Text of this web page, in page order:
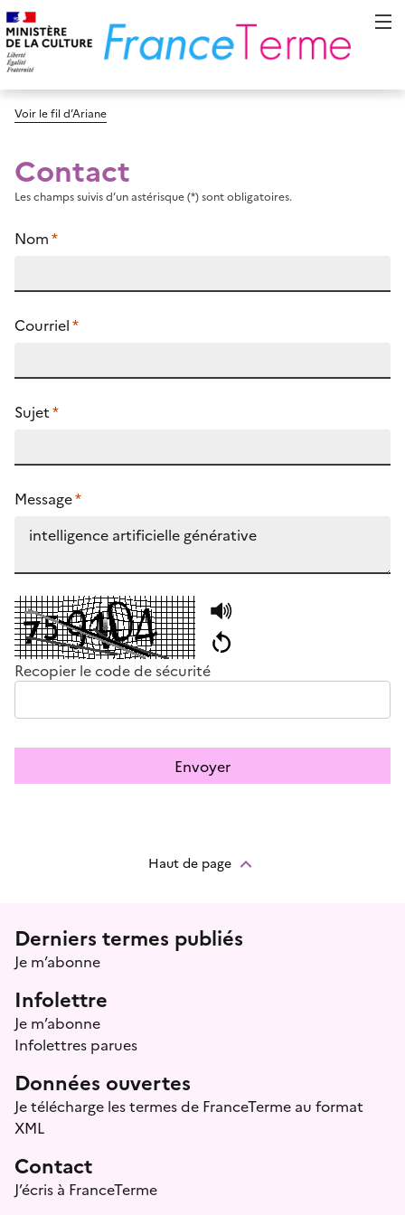
Voir le fil d’Ariane
Contact
Les champs suivis d’un astérisque (*) sont obligatoires.
Nom*
Courriel*
Sujet*
Message*
Recopier le code de sécurité
Envoyer
Haut de page
Menu prefooter
Derniers termes publiés
Je m’abonne
Infolettre
Je m’abonne
Infolettres parues
Données ouvertes
Je télécharge les termes de FranceTerme au format
XML
Contact
J’écris à FranceTerme